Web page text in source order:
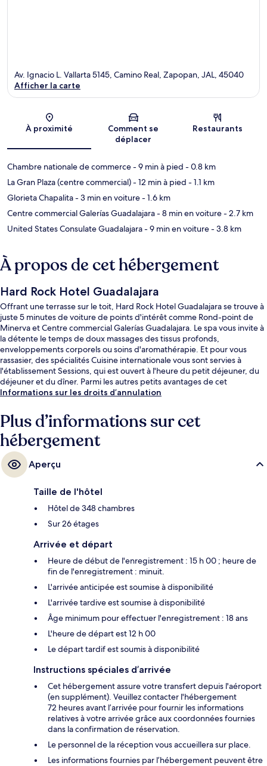
Carte
Av. Ignacio L. Vallarta 5145, Camino Real, Zapopan, JAL, 45040
Afficher la carte
À proximité
Comment se
déplacer
Restaurants
Chambre nationale de commerce- 9 min à pied - 0.8 km
La Gran Plaza (centre commercial)- 12 min à pied - 1.1 km
Glorieta Chapalita- 3 min en voiture- 1.6 km
Centre commercial Galerías Guadalajara- 8 min en voiture- 2.7 km
United States Consulate Guadalajara- 9 min en voiture- 3.8 km
À propos de cet hébergement
Hard Rock Hotel Guadalajara
Offrant une terrasse sur le toit, Hard Rock Hotel Guadalajara se trouve à
juste 5 minutes de voiture de points d'intérêt comme Rond-point de
Minerva et Centre commercial Galerías Guadalajara. Le spa vous invite à
la détente le temps de doux massages des tissus profonds,
enveloppements corporels ou soins d'aromathérapie. Et pour vous
rassasier, des spécialités Cuisine internationale vous sont servies à
l'établissement Sessions, qui est ouvert à l'heure du petit déjeuner, du
déjeuner et du dîner. Parmi les autres petits avantages de cet
hébergement figurent 2 bars/lounges, une piscine extérieure et un bar
qui concerne le personnel attentionné.
Informations sur les droits d’annulation
Plus d’informations sur cet
hébergement
Aperçu
Taille de l'hôtel
Hôtel de 348 chambres
Sur 26 étages
Arrivée et départ
Heure de début de l'enregistrement : 15 h 00 ; heure de
fin de l'enregistrement : minuit.
L'arrivée anticipée est soumise à disponibilité
L'arrivée tardive est soumise à disponibilité
Âge minimum pour effectuer l'enregistrement : 18 ans
L'heure de départ est 12 h 00
Le départ tardif est soumis à disponibilité
Instructions spéciales d’arrivée
Cet hébergement assure votre transfert depuis l'aéroport
(en supplément). Veuillez contacter l'hébergement
72 heures avant l’arrivée pour fournir les informations
relatives à votre arrivée grâce aux coordonnées fournies
dans la confirmation de réservation.
Le personnel de la réception vous accueillera sur place.
Les informations fournies par l’hébergement peuvent être